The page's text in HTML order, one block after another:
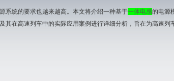
系统的要求也越来越高。本文将介绍一种基于一体电感的电源
其在高速列车中的实际应用案例进行详细分析，旨在为高速列